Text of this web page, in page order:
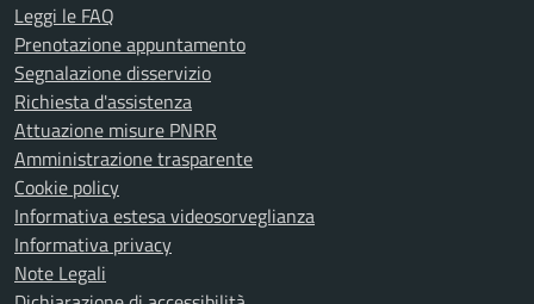
Leggi le FAQ
Prenotazione appuntamento
Segnalazione disservizio
Richiesta d'assistenza
Attuazione misure PNRR
Amministrazione trasparente
Cookie policy
Informativa estesa videosorveglianza
Informativa privacy
Note Legali